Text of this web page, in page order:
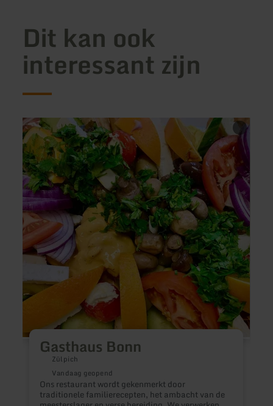
Dit kan ook
interessant zijn
Gasthaus Bonn
Zülpich
Vandaag geopend
Ons restaurant wordt gekenmerkt door
traditionele familierecepten, het ambacht van de
meer
informatie
over:
Gasthaus
Bonn